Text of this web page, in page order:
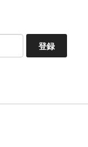
TACOMA FUJI RECORDS 日常藝術 POCKET Tee designed by Daijiro Ohara BLACK
登録